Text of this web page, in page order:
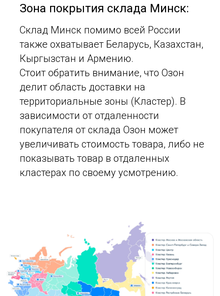
Зона покрытия склада Минск:
Склад Минск помимо всей России
также охватывает Беларусь, Казахстан,
Кыргызстан и Армению.
Стоит обратить внимание, что Озон
делит область доставки на
территориальные зоны (Кластер). В
зависимости от отдаленности
покупателя от склада Озон может
увеличивать стоимость товара, либо не
показывать товар в отдаленных
кластерах по своему усмотрению.